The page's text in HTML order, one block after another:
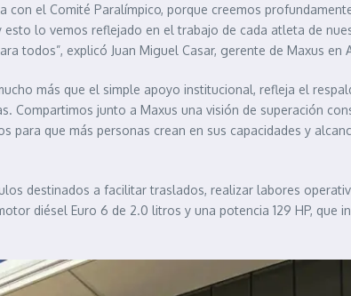
el Comité Paralímpico, porque creemos
lo vemos reflejado en el trabajo de cada atleta de
todos”, explicó Juan Miguel Casar, gerente de Maxus en
más que el simple apoyo institucional, refleja el
Compartimos junto a Maxus una visión de superación
para que más personas crean en sus capacidades y
destinados a facilitar traslados, realizar labores
diésel Euro 6 de 2.0 litros y una potencia 129 HP,